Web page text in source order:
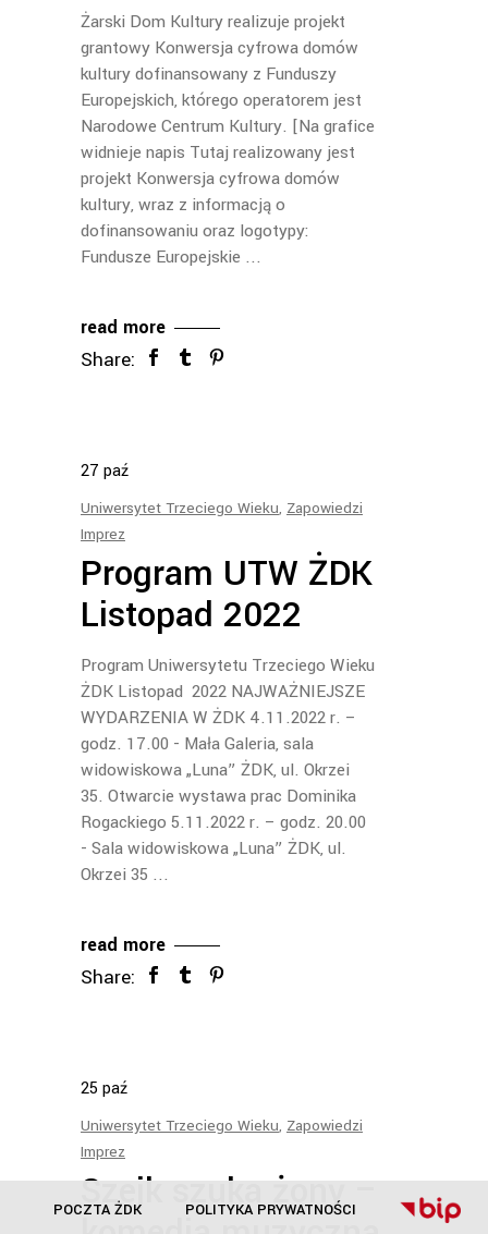
POLITYKA PRYWATNOŚCI
POCZTA ŻDK
Żarski Dom Kultury realizuje projekt
grantowy Konwersja cyfrowa domów
kultury dofinansowany z Funduszy
Europejskich, którego operatorem jest
Narodowe Centrum Kultury. [Na grafice
widnieje napis Tutaj realizowany jest
projekt Konwersja cyfrowa domów
kultury, wraz z informacją o
dofinansowaniu oraz logotypy:
Fundusze Europejskie
read more
Share:
27 paź
Uniwersytet Trzeciego Wieku, Zapowiedzi
Imprez
Program UTW ŻDK
Listopad 2022
Program Uniwersytetu Trzeciego Wieku
ŻDK Listopad 2022 NAJWAŻNIEJSZE
WYDARZENIA W ŻDK 4.11.2022 r. –
godz. 17.00 - Mała Galeria, sala
widowiskowa „Luna” ŻDK, ul. Okrzei
35. Otwarcie wystawa prac Dominika
Rogackiego 5.11.2022 r. – godz. 20.00
- Sala widowiskowa „Luna” ŻDK, ul.
Okrzei 35
read more
Share:
25 paź
Uniwersytet Trzeciego Wieku, Zapowiedzi
Imprez
Szejk szuka żony –